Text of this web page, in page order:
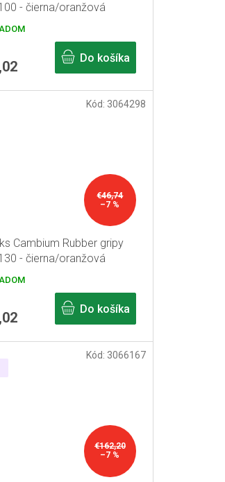
- čierna/oranžová
Do košíka
€46,74
–7 %
Cambium Rubber gripy
- čierna/oranžová
Do košíka
Kód: 3064298
€162,20
–7 %
Kód: 3066167